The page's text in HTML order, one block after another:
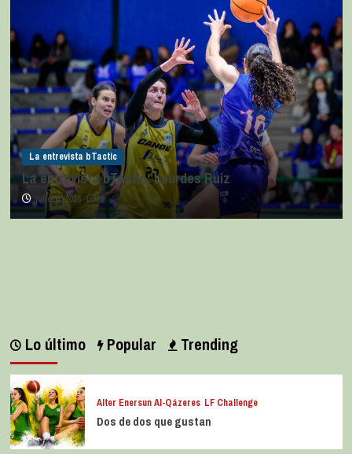
La entrevista bTactic
La entrevista bTactic: Lourdes Ruiz
julio 11, 2026 0
Lo último Popular Trending
Alter Enersun Al-Qázeres LF Challenge
Dos de dos que gustan